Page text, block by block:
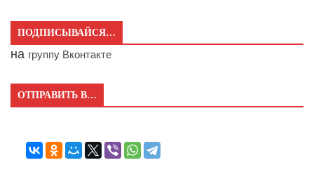
ПОДПИСЫВАЙСЯ…
на группу Вконтакте
ОТПРАВИТЬ В…